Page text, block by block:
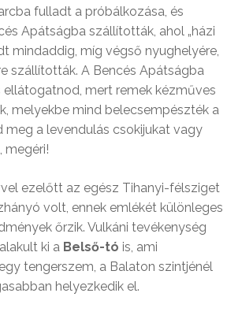
fulladt a próbálkozása, és
Apátságba szállították, ahol „házi
mindaddig, míg végső nyughelyére,
szállították. A Bencés Apátságba
ellátogatnod, mert remek kézműves
melyekbe mind belecsempészték a
meg a levendulás csokijukat vagy
megéri!
ezelőtt az egész Tihanyi-félsziget
volt, ennek emlékét különleges
őrzik. Vulkáni tevékenység
ki a Belső-tó is, ami
tengerszem, a Balaton szintjénél
helyezkedik el.